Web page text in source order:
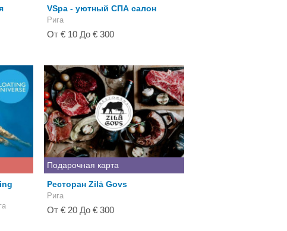
VSpa - уютный СПА салон
Рига
От € 10 До € 300
Подарочная карта
Ресторан Zilā Govs
Рига
От € 20 До € 300